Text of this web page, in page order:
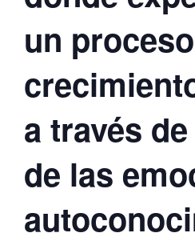
donde
un
a través
de las